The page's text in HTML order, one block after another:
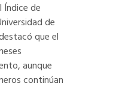
Índice de
de
que el
aunque
continúan